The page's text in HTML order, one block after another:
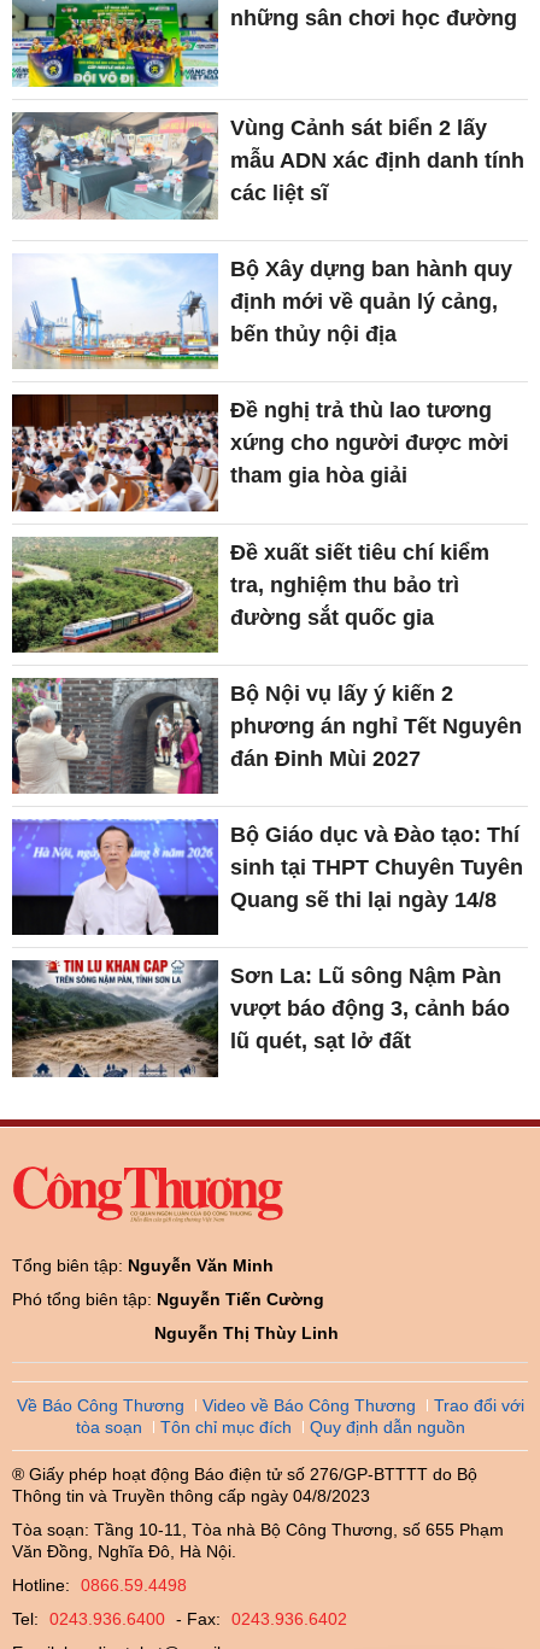
những sân chơi học đường
Vùng Cảnh sát biển 2 lấy
mẫu ADN xác định danh tính
các liệt sĩ
Bộ Xây dựng ban hành quy
định mới về quản lý cảng,
bến thủy nội địa
Đề nghị trả thù lao tương
xứng cho người được mời
tham gia hòa giải
Đề xuất siết tiêu chí kiểm
tra, nghiệm thu bảo trì
đường sắt quốc gia
Bộ Nội vụ lấy ý kiến 2
phương án nghỉ Tết Nguyên
đán Đinh Mùi 2027
Bộ Giáo dục và Đào tạo: Thí
sinh tại THPT Chuyên Tuyên
Quang sẽ thi lại ngày 14/8
Sơn La: Lũ sông Nậm Pàn
vượt báo động 3, cảnh báo
lũ quét, sạt lở đất
Tổng biên tập: Nguyễn Văn Minh
Phó tổng biên tập: Nguyễn Tiến Cường
Nguyễn Thị Thùy Linh
Về Báo Công Thương Video về Báo Công Thương
Trao đổi với
tòa soạn
Tôn chỉ mục đích Quy định dẫn nguồn
® Giấy phép hoạt động Báo điện tử số 276/GP-BTTTT do Bộ
Thông tin và Truyền thông cấp ngày 04/8/2023
Tòa soạn: Tầng 10-11, Tòa nhà Bộ Công Thương, số 655 Phạm
Văn Đồng, Nghĩa Đô, Hà Nội.
Hotline:
0866.59.4498
Tel:
0243.936.6400 - Fax:
0243.936.6402